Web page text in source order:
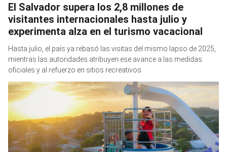
El Salvador supera los 2,8 millones de
visitantes internacionales hasta julio y
experimenta alza en el turismo vacacional
Hasta julio, el país ya rebasó las visitas del mismo lapso de 2025,
mientras las autoridades atribuyen ese avance a las medidas
oficiales y al refuerzo en sitios recreativos